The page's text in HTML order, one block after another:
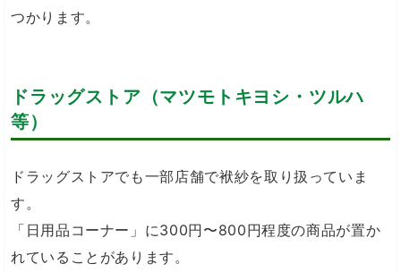
つかります。
ドラッグストア（マツモトキヨシ・ツルハ
等）
ドラッグストアでも一部店舗で袱紗を取り扱っていま
す。
「日用品コーナー」に300円〜800円程度の商品が置か
れていることがあります。